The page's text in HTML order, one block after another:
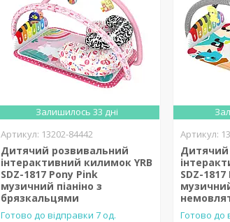
Залишилось 33 дні
13202-84442
Дитячий розвивальний
інтерактивний килимок YRB
SDZ-1817 Pony Pink
музичний піаніно з
брязкальцями
Готово до відправки 7 од.
Дитячий
SDZ-
Готово до